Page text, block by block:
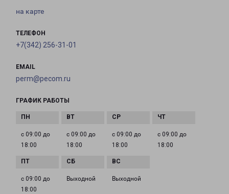
на карте
ТЕЛЕФОН
+7(342) 256-31-01
EMAIL
perm@pecom.ru
ГРАФИК РАБОТЫ
с 09:00 до
18:00
с 09:00 до
18:00
с 09:00 до
18:00
с 09:00 до
18:00
с 09:00 до
18:00
Выходной Выходной